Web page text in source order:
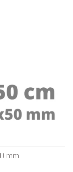
mm